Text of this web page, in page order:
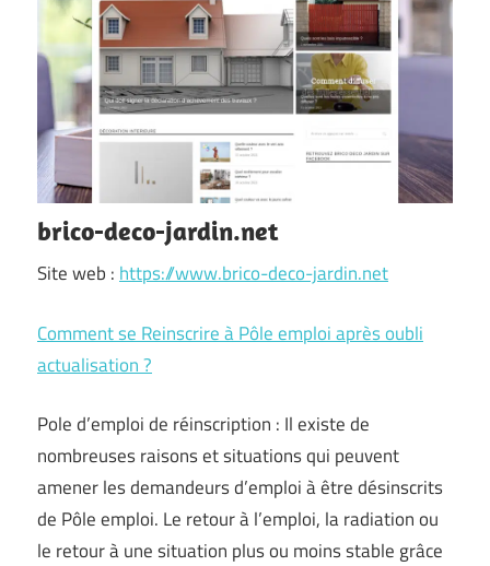
brico-deco-jardin.net
Site web : https://www.brico-deco-jardin.net
Comment se Reinscrire à Pôle emploi après oubli
actualisation ?
Pole d’emploi de réinscription : Il existe de
nombreuses raisons et situations qui peuvent
amener les demandeurs d’emploi à être désinscrits
de Pôle emploi. Le retour à l’emploi, la radiation ou
le retour à une situation plus ou moins stable grâce